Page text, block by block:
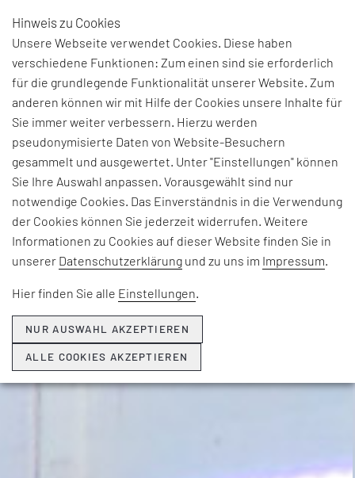
Hinweis zu Cookies
Unsere Webseite verwendet Cookies. Diese haben
verschiedene Funktionen: Zum einen sind sie erforderlich
für die grundlegende Funktionalität unserer Website. Zum
anderen können wir mit Hilfe der Cookies unsere Inhalte für
Sie immer weiter verbessern. Hierzu werden
pseudonymisierte Daten von Website-Besuchern
gesammelt und ausgewertet. Unter "Einstellungen" können
Sie Ihre Auswahl anpassen. Vorausgewählt sind nur
notwendige Cookies. Das Einverständnis in die Verwendung
der Cookies können Sie jederzeit widerrufen. Weitere
Informationen zu Cookies auf dieser Website finden Sie in
unserer Datenschutzerklärung und zu uns im Impressum.
Hier finden Sie alle Einstellungen.
NUR AUSWAHL AKZEPTIEREN
ALLE COOKIES AKZEPTIEREN